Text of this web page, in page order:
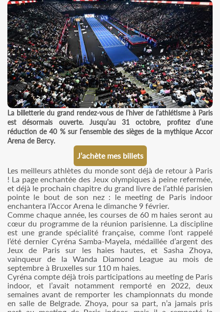
La billetterie du grand rendez-vous de l’hiver de l’athlétisme à Paris
est désormais ouverte. Jusqu’au 31 octobre, profitez d’une
réduction de 40 % sur l’ensemble des sièges de la mythique Accor
Arena de Bercy.
J’achète mes billets
Les meilleurs athlètes du monde sont déjà de retour à Paris
! La page enchantée des Jeux olympiques à peine refermée,
et déjà le prochain chapitre du grand livre de l’athlé parisien
pointe le bout de son nez : le meeting de Paris indoor
enchantera l’Accor Arena le dimanche 9 février.
Comme chaque année, les courses de 60 m haies seront au
cœur du programme de la réunion parisienne. La discipline
est une grande spécialité française, comme l’ont rappelé
l’été dernier Cyréna Samba-Mayela, médaillée d’argent des
Jeux de Paris sur les haies hautes, et Sasha Zhoya,
vainqueur de la Wanda Diamond League au mois de
septembre à Bruxelles sur 110 m haies.
Cyréna compte déjà trois participations au meeting de Paris
indoor, et l’avait notamment remporté en 2022, deux
semaines avant de remporter les championnats du monde
en salle de Belgrade. Zhoya, pour sa part, n’a jamais pris